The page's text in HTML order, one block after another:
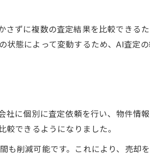
際の基準
クと対応策
活用法とは
う情報源
データの種類
ずに複数の査定結果を比較できる
態によって変動するため、AI査定
に個別に査定依頼を行い、物件情
できるようになりました。
削減可能です。これにより、売却